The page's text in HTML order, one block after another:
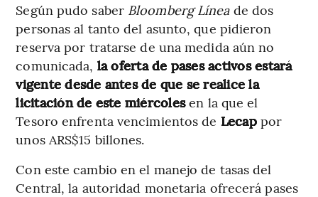
Según pudo saber Bloomberg Líneade dos
personas al tanto del asunto, que pidieron
reserva por tratarse de una medida aún no
comunicada, la oferta de pases activos estará
vigente desde antes de que se realice la
licitación de este miércolesen la que el
Tesoro enfrenta vencimientos de Lecappor
unos ARS$15 billones.
Con este cambio en el manejo de tasas del
Central, la autoridad monetaria ofrecerá pases